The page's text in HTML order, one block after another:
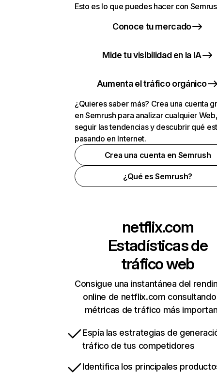
Esto es lo que puedes hacer con
Conoce tu mercado
Mide tu visibilidad en la IA
Aumenta el tráfico orgánico
¿Quieres saber más? Crea una cuenta
en Semrush para analizar cualquier
seguir las tendencias y descubrir qué
pasando en Internet.
Crea una cuenta en Semrush
¿Qué es Semrush?
netflix.com
Estadísticas de
tráfico web
Consigue una instantánea del
online de netflix.com
métricas de tráfico más
Espía las estrategias de
tráfico de tus competidores
Identifica los principales